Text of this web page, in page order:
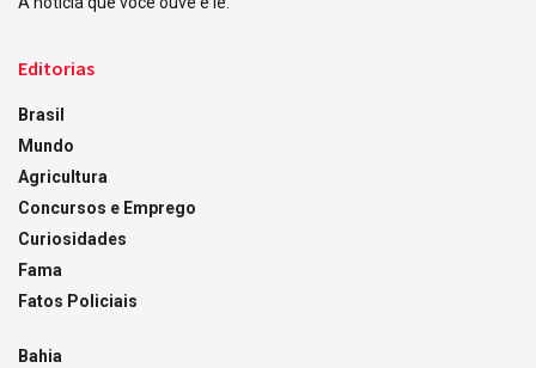
Editorias
Brasil
Mundo
Agricultura
Concursos e Emprego
Curiosidades
Fama
Fatos Policiais
Bahia